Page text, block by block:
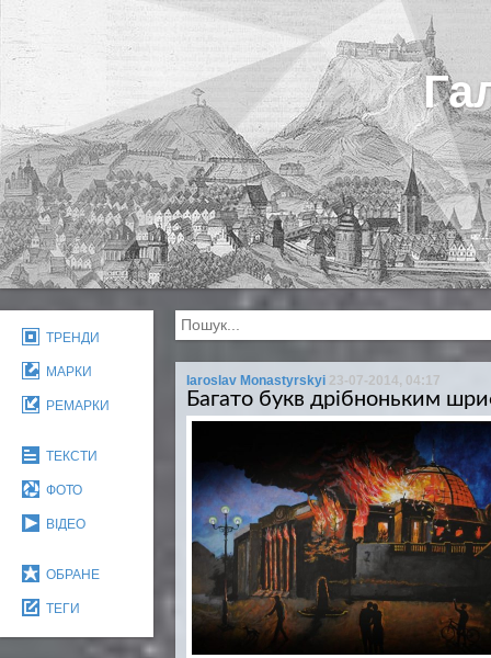
ТРЕНДИ
МАРКИ
РЕМАРКИ
ТЕКСТИ
ФОТО
ВІДЕО
ОБРАНЕ
ТЕГИ
Iaroslav Monastyrskyi 23-07-2014, 04:17
Багато букв дрібноньким